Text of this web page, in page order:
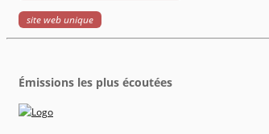
site web unique
Émissions les plus écoutées